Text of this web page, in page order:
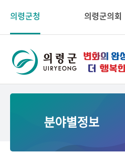
의령군청 의령군의회
분야별정보